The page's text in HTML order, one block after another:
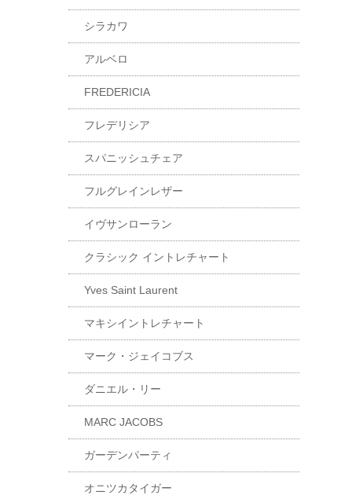
シラカワ
アルベロ
FREDERICIA
フレデリシア
スパニッシュチェア
フルグレインレザー
イヴサンローラン
クラシック イントレチャート
Yves Saint Laurent
マキシイントレチャート
マーク・ジェイコブス
ダニエル・リー
MARC JACOBS
ガーデンパーティ
オニツカタイガー